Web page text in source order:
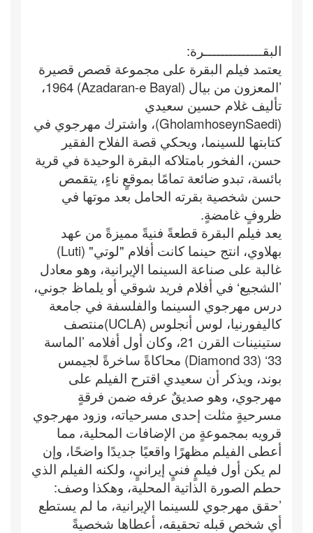
البقــــــــــــــرة:
يعتمد فيلم البقرة على مجموعة قصص قصيرة
’المعزون من بيال (Azadaran-e Bayal) 1964،
تأليف غلام حسين سعيدي
(GholamhoseynSaedi)، واشترك مهرجوي في
كتابتها للسينما، ويحكي قصة الفلاح الفقير
حسن، الفخور بامتلاكه البقرة الوحيدة في قرية
بائسة، تبدو ضائعة تمامًا بموقعٍ ناءٍ، يتقمص
حسن شخصية بقرته الحامل بعد موتها في
ظروفٍ غامضةٍ.
يعد فيلم البقرة قطعةً فنيةً مميزةً من عهد
بهلاوي، انتج حينما كانت أفلام "لوتي" (Luti)
غالبة على صناعة السينما الإيرانية، وهو معادل
’الشجيع‘ في أفلام فريد شوقي أو يلماظ جوني،
درس مهرجوي السينما والفلسفة في جامعة
كاليفورنيا، لوس أنجلوس (UCLA)منتصف
ستينينات القرن 21، وكان أول أفلامه ’الماسة
33‘ (Diamond 33) محاكاةً ساخرةً لجيمس
بوند، ويذكر أن سعيدي اقترح الفيلم على
مهرجوي، وهو صديقٌ عرفه ضمن فرقةٍ
مسرحيةٍ مثلت إحدى مسرحياته، وزود مهرجوي
قرويه بمجموعةٍ من الإضافات المحلية، مما
أعطى الفيلم مظهرًا واقعيًا جديدًا واضحًا، وإن
لم يكن أول فيلمٍ فنيٍ إيرانيٍ، ولكنه الفيلم الذي
حطم الصورة الذاتية المحلية، وهكذا وصف:
’حقق مهرجوي للسينما الإيرانية، ما لم يستطع
أي شخصٍ قبله تحقيقه، أعطاها شخصيةً